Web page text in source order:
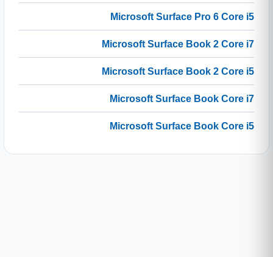
Microsoft Surface Pro 6 Core i5
Microsoft Surface Book 2 Core i7
Microsoft Surface Book 2 Core i5
Microsoft Surface Book Core i7
Microsoft Surface Book Core i5